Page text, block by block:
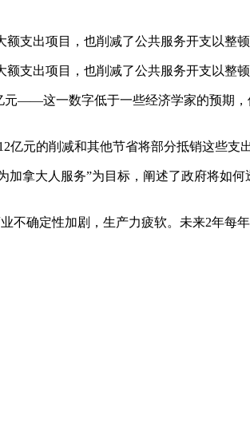
支出项目，也削减了公共服务开支以整
支出项目，也削减了公共服务开支以整顿
元——这一数字低于一些经济学家的预期
亿元的削减和其他节省将部分抵销这些支出
加拿大人服务”为目标，阐述了政府将如
确定性加剧，生产力疲软。未来2年每年